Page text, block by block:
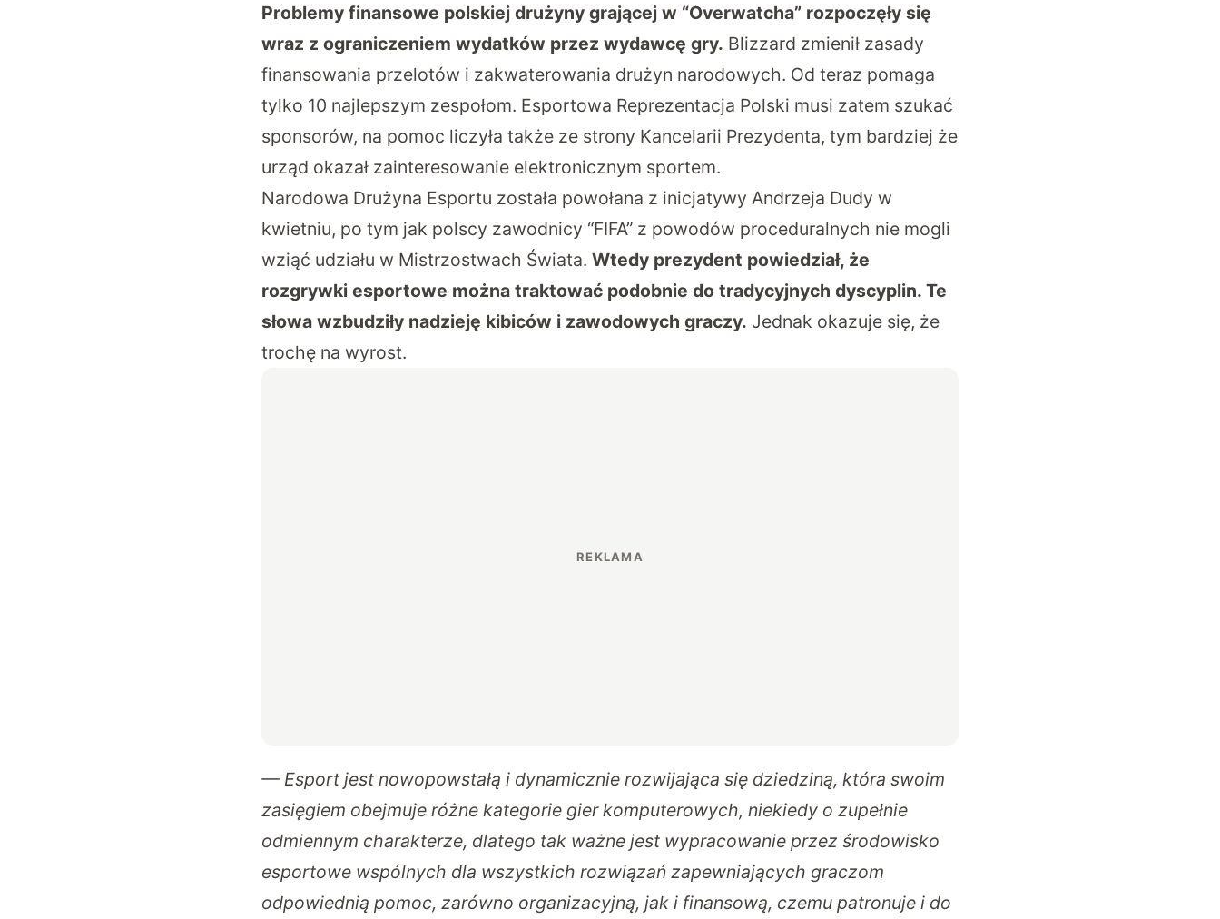
Problemy finansowe polskiej drużyny grającej w “Overwatcha” rozpoczęły się
wraz z ograniczeniem wydatków przez wydawcę gry. Blizzard zmienił zasady
finansowania przelotów i zakwaterowania drużyn narodowych. Od teraz pomaga
tylko 10 najlepszym zespołom. Esportowa Reprezentacja Polski musi zatem szukać
sponsorów, na pomoc liczyła także ze strony Kancelarii Prezydenta, tym bardziej że
urząd okazał zainteresowanie elektronicznym sportem.
Narodowa Drużyna Esportu została powołana z inicjatywy Andrzeja Dudy w
kwietniu, po tym jak polscy zawodnicy “FIFA” z powodów proceduralnych nie mogli
wziąć udziału w Mistrzostwach Świata. Wtedy prezydent powiedział, że
rozgrywki esportowe można traktować podobnie do tradycyjnych dyscyplin. Te
słowa wzbudziły nadzieję kibiców i zawodowych graczy. Jednak okazuje się, że
trochę na wyrost.
— Esport jest nowopowstałą i dynamicznie rozwijająca się dziedziną, która swoim
zasięgiem obejmuje różne kategorie gier komputerowych, niekiedy o zupełnie
odmiennym charakterze, dlatego tak ważne jest wypracowanie przez środowisko
esportowe wspólnych dla wszystkich rozwiązań zapewniających graczom
odpowiednią pomoc, zarówno organizacyjną, jak i finansową, czemu patronuje i do